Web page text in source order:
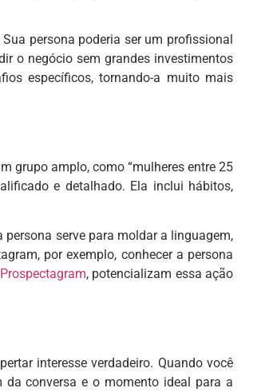
persona poderia ser um profissional
o negócio sem grandes investimentos
específicos, tornando-a muito mais
grupo amplo, como “mulheres entre 25
e detalhado. Ela inclui hábitos,
serve para moldar a linguagem,
por exemplo, conhecer a persona
Prospectagram, potencializam essa ação
interesse verdadeiro. Quando você
conversa e o momento ideal para a